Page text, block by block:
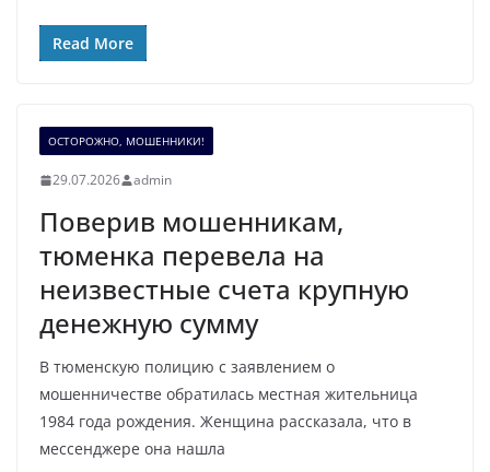
Read More
ОСТОРОЖНО, МОШЕННИКИ!
29.07.2026 admin
Поверив мошенникам,
тюменка перевела на
неизвестные счета крупную
денежную сумму
В тюменскую полицию с заявлением о
мошенничестве обратилась местная жительница
1984 года рождения. Женщина рассказала, что в
мессенджере она нашла